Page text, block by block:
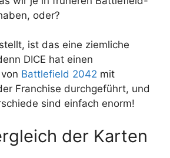
oder?
ist das eine ziemliche
DICE hat einen
Battlefield 2042 mit
Franchise durchgeführt, und
sind einfach enorm!
der Karten